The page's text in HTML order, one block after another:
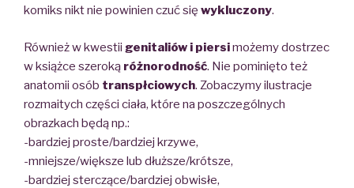
komiks nikt nie powinien czuć się wykluczony.
Również w kwestii genitaliów i piersimożemy dostrzec
w książce szeroką różnorodność. Nie pominięto też
anatomii osób transpłciowych. Zobaczymy ilustracje
rozmaitych części ciała, które na poszczególnych
obrazkach będą np.:
-bardziej proste/bardziej krzywe,
-mniejsze/większe lub dłuższe/krótsze,
-bardziej sterczące/bardziej obwisłe,